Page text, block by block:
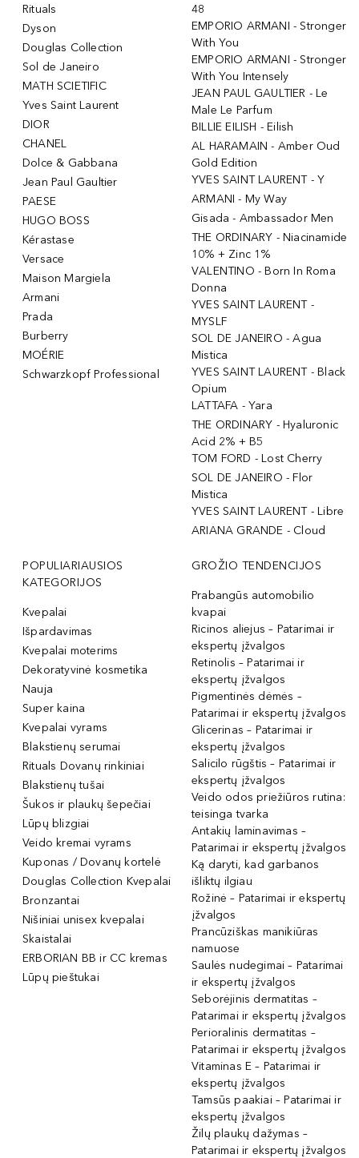
Rituals
Dyson
Douglas Collection
Sol de Janeiro
MATH SCIETIFIC
Yves Saint Laurent
DIOR
CHANEL
Dolce & Gabbana
Jean Paul Gaultier
PAESE
HUGO BOSS
Kérastase
Versace
Maison Margiela
Armani
Prada
Burberry
MOÉRIE
Schwarzkopf Professional
48
EMPORIO ARMANI - Stronger
With You
EMPORIO ARMANI - Stronger
With You Intensely
JEAN PAUL GAULTIER - Le
Male Le Parfum
BILLIE EILISH - Eilish
AL HARAMAIN - Amber Oud
Gold Edition
YVES SAINT LAURENT - Y
ARMANI - My Way
Gisada - Ambassador Men
THE ORDINARY - Niacinamide
10% + Zinc 1%
VALENTINO - Born In Roma
Donna
YVES SAINT LAURENT -
MYSLF
SOL DE JANEIRO - Agua
Mistica
YVES SAINT LAURENT - Black
Opium
LATTAFA - Yara
THE ORDINARY - Hyaluronic
Acid 2% + B5
TOM FORD - Lost Cherry
SOL DE JANEIRO - Flor
Mistica
YVES SAINT LAURENT - Libre
ARIANA GRANDE - Cloud
POPULIARIAUSIOS
KATEGORIJOS
Kvepalai
Išpardavimas
Kvepalai moterims
Dekoratyvinė kosmetika
Nauja
Super kaina
Kvepalai vyrams
Blakstienų serumai
Rituals Dovanų rinkiniai
Blakstienų tušai
Šukos ir plaukų šepečiai
Lūpų blizgiai
Veido kremai vyrams
Kuponas / Dovanų kortelė
Douglas Collection Kvepalai
Bronzantai
Nišiniai unisex kvepalai
Skaistalai
ERBORIAN BB ir CC kremas
Lūpų pieštukai
GROŽIO TENDENCIJOS
Prabangūs automobilio
kvapai
Ricinos aliejus – Patarimai ir
ekspertų įžvalgos
Retinolis – Patarimai ir
ekspertų įžvalgos
Pigmentinės dėmės –
Patarimai ir ekspertų įžvalgos
Glicerinas – Patarimai ir
ekspertų įžvalgos
Salicilo rūgštis – Patarimai ir
ekspertų įžvalgos
Veido odos priežiūros rutina:
teisinga tvarka
Antakių laminavimas –
Patarimai ir ekspertų įžvalgos
Ką daryti, kad garbanos
išliktų ilgiau
Rožinė – Patarimai ir ekspertų
įžvalgos
Prancūziškas manikiūras
namuose
Saulės nudegimai – Patarimai
ir ekspertų įžvalgos
Seborėjinis dermatitas –
Patarimai ir ekspertų įžvalgos
Perioralinis dermatitas –
Patarimai ir ekspertų įžvalgos
Vitaminas E – Patarimai ir
ekspertų įžvalgos
Tamsūs paakiai – Patarimai ir
ekspertų įžvalgos
Žilų plaukų dažymas –
Patarimai ir ekspertų įžvalgos